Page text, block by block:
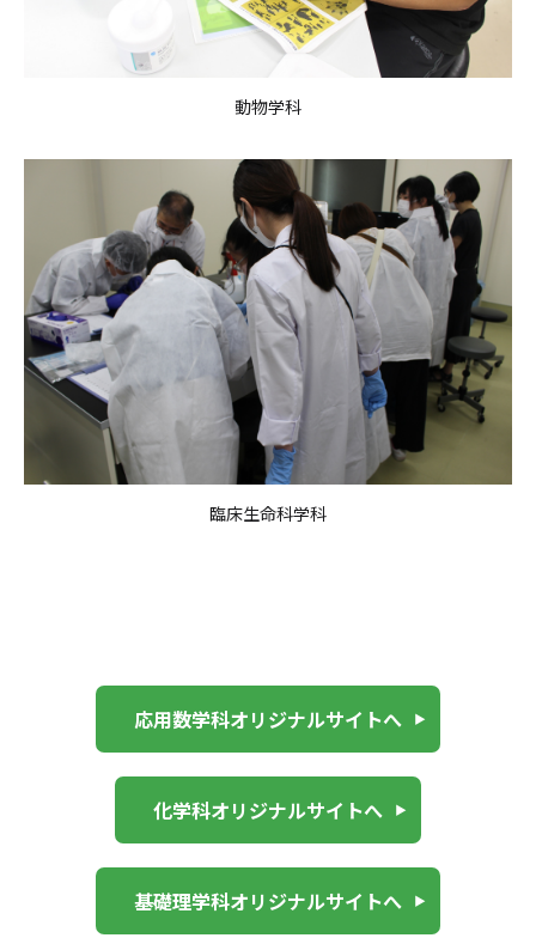
動物学科
臨床生命科学科
応用数学科オリジナルサイトへ
化学科オリジナルサイトへ
基礎理学科オリジナルサイトへ